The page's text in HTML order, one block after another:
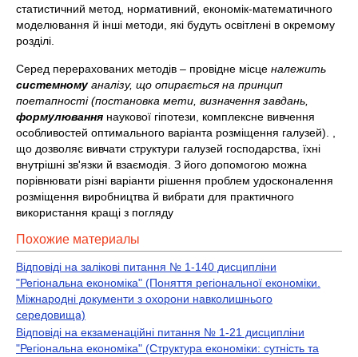
статистичний метод, нормативний, економік-математичного
моделювання й інші методи, які будуть освітлені в окремому
розділі.
Серед перерахованих методів – провідне місце належить
системномуаналізу, що опирається на принцип
поетапності (постановка мети, визначення завдань,
формулювання наукової гіпотези, комплексне вивчення
особливостей оптимального варіанта розміщення галузей). ,
що дозволяє вивчати структури галузей господарства, їхні
внутрішні зв'язки й взаємодія. З його допомогою можна
порівнювати різні варіанти рішення проблем удосконалення
розміщення виробництва й вибрати для практичного
використання кращі з погляду
Похожие материалы
Відповіді на залікові питання № 1-140 дисципліни
"Регіональна економіка" (Поняття регіональної економіки.
Міжнародні документи з охорони навколишнього
середовища)
Відповіді на екзаменаційні питання № 1-21 дисципліни
"Регіональна економіка" (Структура економіки: сутність та